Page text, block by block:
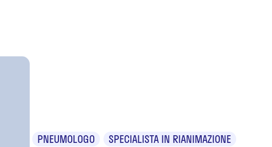
PNEUMOLOGO SPECIALISTA IN RIANIMAZIONE